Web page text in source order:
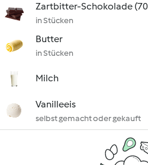
Zartbitter-Schokolade
in Stücken
Butter
in Stücken
Milch
Vanilleeis
selbst gemacht oder gekauft